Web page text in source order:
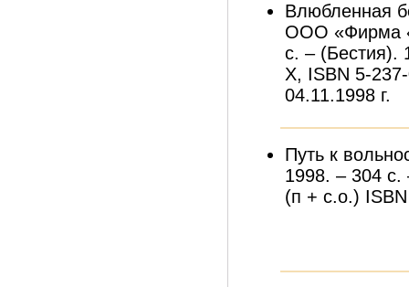
Влюбленная
ООО «Фирма
с. – (Бестия).
X, ISBN 5-
04.11.1998 г.
Путь к
1998. – 304 с.
(п + с.о.)